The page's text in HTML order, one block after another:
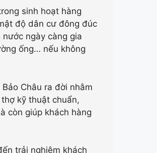
sinh hoạt hàng
độ dân cư đông đúc
ngày càng gia
ống… nếu không
Châu ra đời nhằm
kỹ thuật chuẩn,
còn giúp khách hàng
trải nghiệm khách